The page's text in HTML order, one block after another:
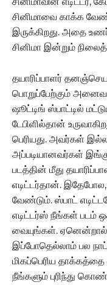
சினிமாவை காக்க
இருக்கிறது. அதை
சினிமா இன்றும்
தயாரிப்பாளர்
பொறுப்பேற்கும்
ஷூட்டிங் ஸ்பாட்டில்
டேபிளில்தான்
பெரியது. அவர்கள்
அப்படியானவர்கள்
படத்தின் மீது
எடிட்டர்தான்.
வேண்டும். ஸ்பாட்
எடிட்டர்ஸ் நீங்கள்
வையுங்கள். ஏனென்றால்
இப்போதெல்லாம் பல
மிகப்பெரிய தாக்கத்தை
நீங்களும் புரிந்து